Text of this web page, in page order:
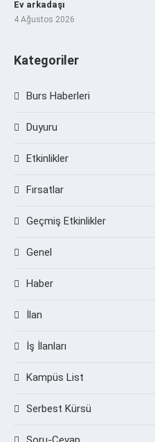
Ev arkadaşı
4 Ağustos 2026
Kategoriler
Burs Haberleri
Duyuru
Etkinlikler
Fırsatlar
Geçmiş Etkinlikler
Genel
Haber
İlan
İş İlanları
Kampüs List
Serbest Kürsü